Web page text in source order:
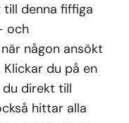
till denna fiffiga
och
någon ansökt
du på en
du direkt till
hittar alla